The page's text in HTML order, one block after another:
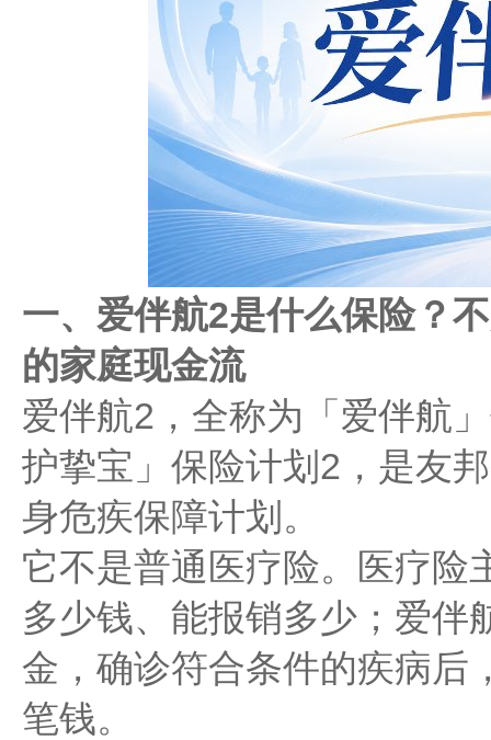
一、爱伴航2是什么保险？
的家庭现金流
爱伴航2，全称为「爱伴航
护挚宝」保险计划2，是友
身危疾保障计划。
它不是普通医疗险。医疗险
多少钱、能报销多少；爱伴
金，确诊符合条件的疾病后
笔钱。